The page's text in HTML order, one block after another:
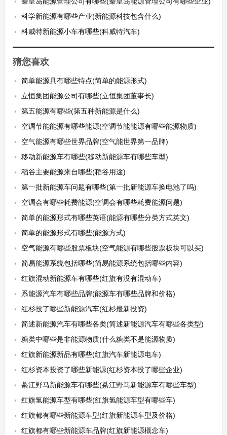
科学新能源有哪些产业(新能源科技包含什么)
科威特新能源小车有哪些(科威特汽车)
猜您喜欢
简单能源具有哪些特点(简单的能源形式)
立恒集团能源公司有哪些(立恒集团董事长)
第五能源有哪些(第五种新能源是什么)
空调节能能源有哪些能源(空调节能能源有哪些能源物质)
空气能源有哪些世界品牌(空气能世界第一品牌)
移动新能源车有哪些(移动新能源车有哪些车型)
稻谷主要能源来自哪些(稻谷用途)
第一批新能源车问题有哪些(第一批新能源车换电池了吗)
空调会有哪些耗费能源(空调会有哪些耗费能源问题)
简单的能源形式有哪些英语(能源有哪些分类方式英文)
简单的能源形式有哪些(能源方式)
空气能源有哪些股票板块(空气能源有哪些股票板块可以买)
简易能源系统包括哪些(简易能源系统包括哪些内容)
红旗混动新能源车有哪些(红旗有没有混动车)
系能源汽车有哪些品牌(能源车有哪些品牌和价格)
红杉投了哪些新能源汽车(红杉最新投资)
简述新能源汽车有哪些各类(简述新能源汽车有哪些各类型)
糖类中哪些是非能源物质(什么糖类不是能源物质)
红旗新能源新品有哪些(红旗汽车新能源电车)
红杉资本投资了哪些新能源(红杉资本投了哪些企业)
綦江野马新能源车有哪些(綦江野马新能源车有哪些车型)
红旗氢能源车型有哪些(红旗氢能源车型有哪些车)
红旗都有哪些新能源车型(红旗新能源车型及价格)
红旗都有哪些新能源车品牌(红旗新能源概念车)